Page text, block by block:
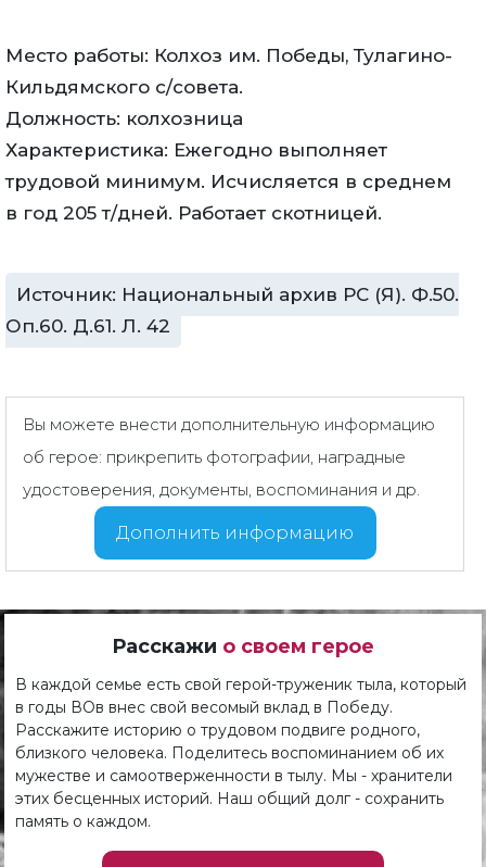
Место работы: Колхоз им. Победы, Тулагино-
Кильдямского с/совета.
Должность: колхозница
Характеристика: Ежегодно выполняет
трудовой минимум. Исчисляется в среднем
в год 205 т/дней. Работает скотницей.
Источник: Национальный архив РС (Я). Ф.50.
Оп.60. Д.61. Л. 42
Вы можете внести дополнительную информацию
об герое: прикрепить фотографии, наградные
удостоверения, документы, воспоминания и др.
Дополнить информацию
Расскажи о своем герое
В каждой семье есть свой герой-труженик тыла, который
в годы ВОв внес свой весомый вклад в Победу.
Расскажите историю о трудовом подвиге родного,
близкого человека. Поделитесь воспоминанием об их
мужестве и самоотверженности в тылу. Мы - хранители
этих бесценных историй. Наш общий долг - сохранить
память о каждом.